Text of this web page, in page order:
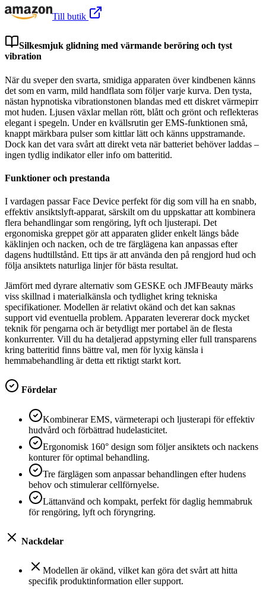
Till butik
Silkesmjuk glidning med värmande beröring och tyst
vibration
När du sveper den svarta, smidiga apparaten över kindbenen känns
det som en varm, mild handflata som följer varje kurva. Den tysta,
nästan hypnotiska vibrationstonen blandas med ett diskret värmepirr
mot huden. Ljusen växlar mellan rött, blått och grönt och reflekteras
elegant i spegeln. Under en kvällsrutin ger EMS-funktionen små,
knappt märkbara pulser som kittlar lätt och känns uppstramande.
Dock kan det vara svårt att direkt veta när batteriet behöver laddas –
ingen tydlig indikator eller info om batteritid.
Funktioner och prestanda
I vardagen passar Face Device perfekt för dig som vill ha en snabb,
effektiv ansiktslyft-apparat, särskilt om du uppskattar att kombinera
flera behandlingar som rengöring, lyft och ljusterapi. Det
ergonomiska greppet gör att apparaten glider enkelt längs både
käklinjen och nacken, och de tre färglägena kan anpassas efter
dagens hudtillstånd. Ett tips är att använda den på rengjord hud och
följa ansiktets naturliga linjer för bästa resultat.
Jämfört med dyrare alternativ som GESKE och JMFBeauty märks
viss skillnad i materialkänsla och tydlighet kring tekniska
specifikationer. Modellen är relativt okänd och det kan saknas
support vid eventuella problem. Apparaten levererar dock mycket
teknik för pengarna och är betydligt mer portabel än de flesta
konkurrenter. Vill du ha detaljerad appstyrning eller full transparens
kring batteritid finns bättre val, men för lyxig känsla i
hemmabehandling är detta ett riktigt starkt kort.
Fördelar
Kombinerar EMS, värmeterapi och ljusterapi för effektiv
hudvård och förbättrad hudelasticitet.
Ergonomisk 160° design som följer ansiktets och nackens
konturer för optimal behandling.
Tre färglägen som anpassar behandlingen efter hudens
behov och stimulerar cellförnyelse.
Lättanvänd och kompakt, perfekt för daglig hemmabruk
för rengöring, lyft och föryngring.
Nackdelar
Modellen är okänd, vilket kan göra det svårt att hitta
specifik produktinformation eller support.